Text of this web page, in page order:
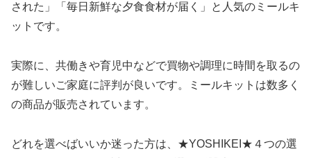
された」「毎日新鮮な夕食食材が届く」と人気のミールキ
ットです。
実際に、共働きや育児中などで買物や調理に時間を取るの
が難しいご家庭に評判が良いです。ミールキットは数多く
の商品が販売されています。
どれを選べばいいか迷った方は、★YOSHIKEI★４つの選